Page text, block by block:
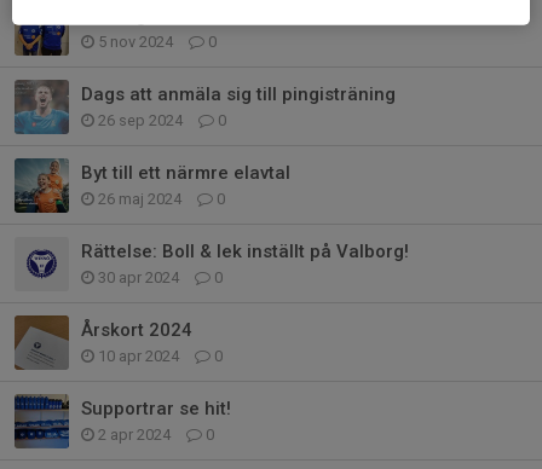
5 nov 2024 0
Dags att anmäla sig till pingisträning
26 sep 2024 0
Byt till ett närmre elavtal
26 maj 2024 0
Rättelse: Boll & lek inställt på Valborg!
30 apr 2024 0
Årskort 2024
10 apr 2024 0
Supportrar se hit!
2 apr 2024 0